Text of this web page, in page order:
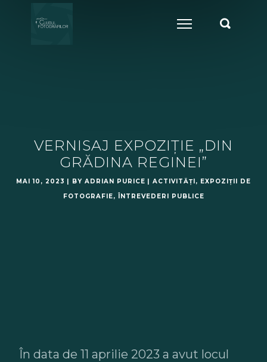
VERNISAJ EXPOZIȚIE „DIN
GRĂDINA REGINEI”
MAI 10, 2023 BY ADRIAN PURICE ACTIVITĂȚI, EXPOZIȚII DE
FOTOGRAFIE, ÎNTREVEDERI PUBLICE
În data de 11 aprilie 2023 a avut locul